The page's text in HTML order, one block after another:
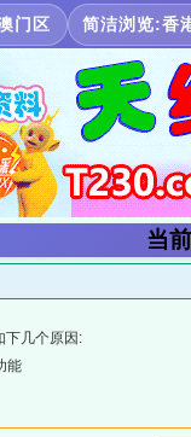
门区 简洁浏览:香
当
下几个原因:
能